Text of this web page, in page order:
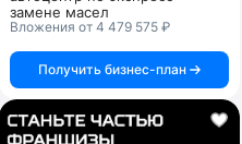
замене масел
Вложения от 4 479 575 ₽
Получить бизнес-план